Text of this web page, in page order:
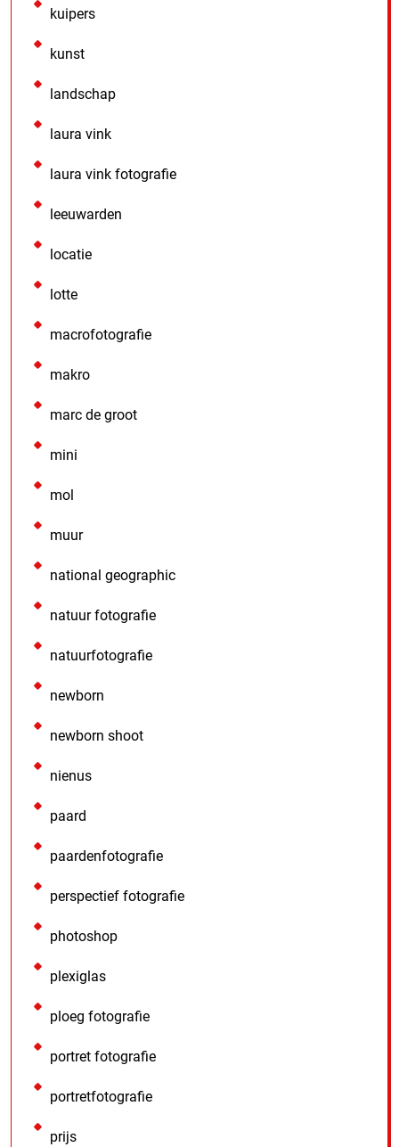
kuipers
kunst
landschap
laura vink
laura vink fotografie
leeuwarden
locatie
lotte
macrofotografie
makro
marc de groot
mini
mol
muur
national geographic
natuur fotografie
natuurfotografie
newborn
newborn shoot
nienus
paard
paardenfotografie
perspectief fotografie
photoshop
plexiglas
ploeg fotografie
portret fotografie
portretfotografie
prijs